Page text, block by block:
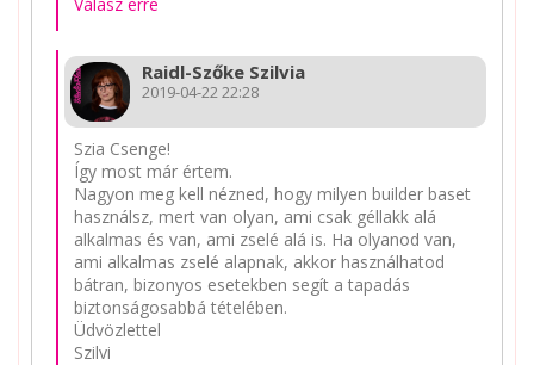
Raidl-Szőke Szilvia
2019-04-22 22:28
Szia Csenge!
Így most már értem.
Nagyon meg kell nézned, hogy milyen builder baset
használsz, mert van olyan, ami csak géllakk alá
alkalmas és van, ami zselé alá is. Ha olyanod van,
ami alkalmas zselé alapnak, akkor használhatod
bátran, bizonyos esetekben segít a tapadás
biztonságosabbá tételében.
Üdvözlettel
Szilvi